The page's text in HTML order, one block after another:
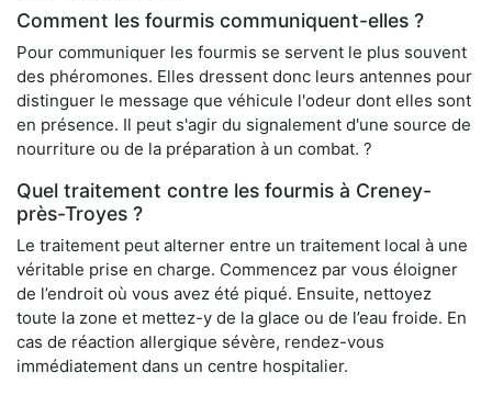
Comment les fourmis communiquent-elles ?
Pour communiquer les fourmis se servent le plus souvent
des phéromones. Elles dressent donc leurs antennes pour
distinguer le message que véhicule l'odeur dont elles sont
en présence. Il peut s'agir du signalement d'une source de
nourriture ou de la préparation à un combat. ?
Quel traitement contre les fourmis à Creney-
près-Troyes ?
Le traitement peut alterner entre un traitement local à une
véritable prise en charge. Commencez par vous éloigner
de l’endroit où vous avez été piqué. Ensuite, nettoyez
toute la zone et mettez-y de la glace ou de l’eau froide. En
cas de réaction allergique sévère, rendez-vous
immédiatement dans un centre hospitalier.